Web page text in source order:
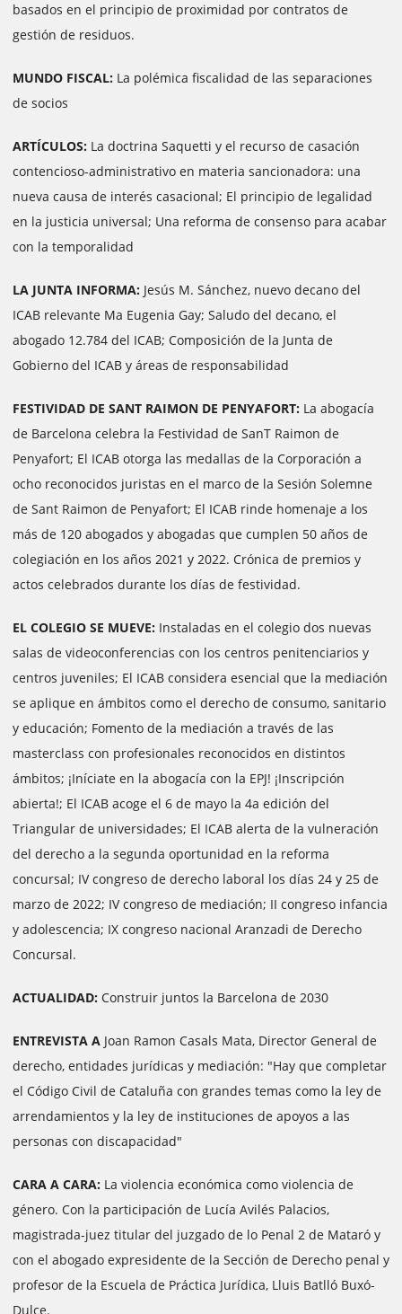
basados ​​en el principio de proximidad por contratos de
gestión de residuos.
MUNDO FISCAL: La polémica fiscalidad de las separaciones
de socios
ARTÍCULOS: La doctrina Saquetti y el recurso de casación
contencioso-administrativo en materia sancionadora: una
nueva causa de interés casacional; El principio de legalidad
en la justicia universal; Una reforma de consenso para acabar
con la temporalidad
LA JUNTA INFORMA: Jesús M. Sánchez, nuevo decano del
ICAB relevante Ma Eugenia Gay; Saludo del decano, el
abogado 12.784 del ICAB; Composición de la Junta de
Gobierno del ICAB y áreas de responsabilidad
FESTIVIDAD DE SANT RAIMON DE PENYAFORT: La abogacía
de Barcelona celebra la Festividad de SanT Raimon de
Penyafort; El ICAB otorga las medallas de la Corporación a
ocho reconocidos juristas en el marco de la Sesión Solemne
de Sant Raimon de Penyafort; El ICAB rinde homenaje a los
más de 120 abogados y abogadas que cumplen 50 años de
colegiación en los años 2021 y 2022. Crónica de premios y
actos celebrados durante los días de festividad.
EL COLEGIO SE MUEVE: Instaladas en el colegio dos nuevas
salas de videoconferencias con los centros penitenciarios y
centros juveniles; El ICAB considera esencial que la mediación
se aplique en ámbitos como el derecho de consumo, sanitario
y educación; Fomento de la mediación a través de las
masterclass con profesionales reconocidos en distintos
ámbitos; ¡Iníciate en la abogacía con la EPJ! ¡Inscripción
abierta!; El ICAB acoge el 6 de mayo la 4a edición del
Triangular de universidades; El ICAB alerta de la vulneración
del derecho a la segunda oportunidad en la reforma
concursal; IV congreso de derecho laboral los días 24 y 25 de
marzo de 2022; IV congreso de mediación; II congreso infancia
y adolescencia; IX congreso nacional Aranzadi de Derecho
Concursal.
ACTUALIDAD: Construir juntos la Barcelona de 2030
ENTREVISTA A Joan Ramon Casals Mata, Director General de
derecho, entidades jurídicas y mediación: "Hay que completar
el Código Civil de Cataluña con grandes temas como la ley de
arrendamientos y la ley de instituciones de apoyos a las
personas con discapacidad"
CARA A CARA: La violencia económica como violencia de
género. Con la participación de Lucía Avilés Palacios,
magistrada-juez titular del juzgado de lo Penal 2 de Mataró y
con el abogado expresidente de la Sección de Derecho penal y
profesor de la Escuela de Práctica Jurídica, Lluis Batlló Buxó-
Dulce.